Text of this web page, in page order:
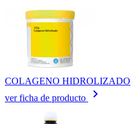
COLAGENO HIDROLIZADO
ver ficha de producto
keyboard_arrow_right